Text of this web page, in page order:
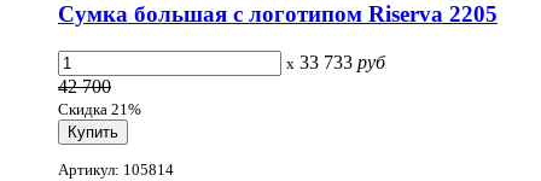
Сумка большая с логотипом Riserva 2205
x 33 733 руб
42 700
Скидка 21%
Артикул: 105814